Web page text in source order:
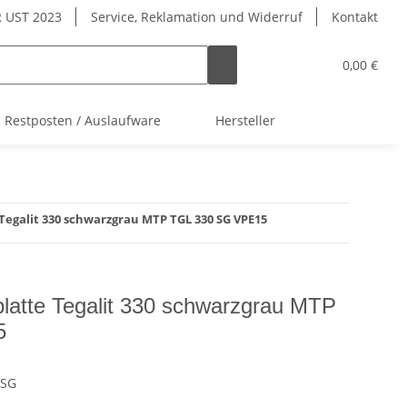
UST 2023 Service, Reklamation und Widerruf Kontakt
0,00 €
Restposten / Auslaufware Hersteller
330 schwarzgrau MTP TGL 330 SG VPE15
Tegalit 330 schwarzgrau MTP